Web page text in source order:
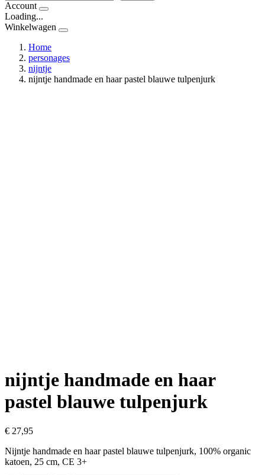
Account
Loading...
Winkelwagen
Home
personages
nijntje
nijntje handmade en haar pastel blauwe tulpenjurk
nijntje handmade en haar
pastel blauwe tulpenjurk
€ 27,95
Nijntje handmade en haar pastel blauwe tulpenjurk, 100% organic
katoen, 25 cm, CE 3+